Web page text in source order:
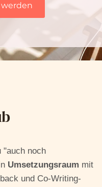
"auch noch
Umsetzungsraum mit
und Co-Writing-